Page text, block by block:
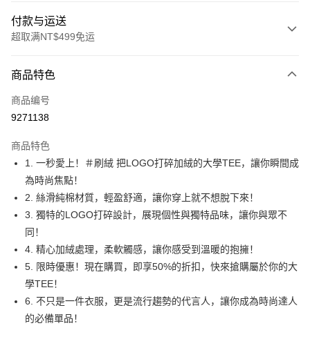
付款与运送
超取满NT$499免运
信用卡一次付款
超商取货付款
Apple Pay
街口支付
悠遊付
Google Pay
Plus PAY
大哥付你分期
相关说明
【大哥付你分期使用说明】
商品特色
商品编号
9271138
商品特色
1. 一秒愛上！＃刷絨 把LOGO打碎加絨的大學TEE，讓你瞬間成
為時尚焦點！
2. 絲滑純棉材質，輕盈舒適，讓你穿上就不想脫下來！
3. 獨特的LOGO打碎設計，展現個性與獨特品味，讓你與眾不
同！
4. 精心加絨處理，柔軟觸感，讓你感受到溫暖的抱擁！
5. 限時優惠！現在購買，即享50%的折扣，快來搶購屬於你的大
學TEE！
6. 不只是一件衣服，更是流行趨勢的代言人，讓你成為時尚達人
的必備單品！